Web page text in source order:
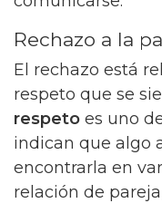
Rechazo a la
El rechazo está
respeto que se
respeto es uno
indican que algo
encontrarla en
relación de